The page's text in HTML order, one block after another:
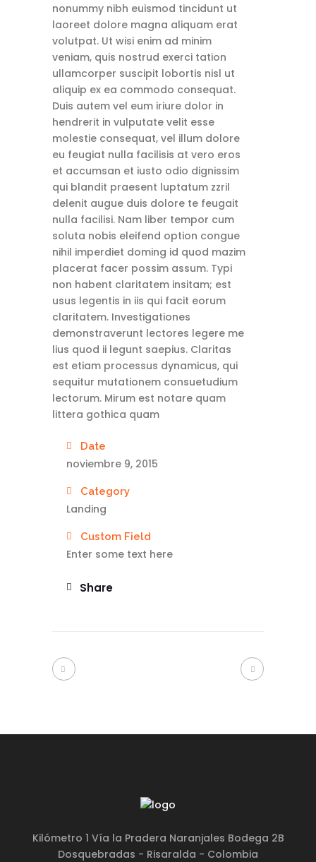
nonummy nibh euismod tincidunt ut
laoreet dolore magna aliquam erat
volutpat. Ut wisi enim ad minim
veniam, quis nostrud exerci tation
ullamcorper suscipit lobortis nisl ut
aliquip ex ea commodo consequat.
Duis autem vel eum iriure dolor in
hendrerit in vulputate velit esse
molestie consequat, vel illum dolore
eu feugiat nulla facilisis at vero eros
et accumsan et iusto odio dignissim
qui blandit praesent luptatum zzril
delenit augue duis dolore te feugait
nulla facilisi. Nam liber tempor cum
soluta nobis eleifend option congue
nihil imperdiet doming id quod mazim
placerat facer possim assum. Typi
non habent claritatem insitam; est
usus legentis in iis qui facit eorum
claritatem. Investigationes
demonstraverunt lectores legere me
lius quod ii legunt saepius. Claritas
est etiam processus dynamicus, qui
sequitur mutationem consuetudium
lectorum. Mirum est notare quam
littera gothica quam
Date
noviembre 9, 2015
Category
Landing
Custom Field
Enter some text here
Share
Kilómetro 1 Vía la Pradera Naranjales Bodega 2B
Dosquebradas - Risaralda - Colombia